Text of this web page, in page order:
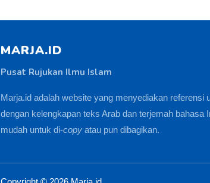
MARJA.ID
Pusat Rujukan Ilmu Islam
Marja.id adalah website yang menyediakan referensi
dengan kelengkapan teks Arab dan terjemah bahasa
mudah untuk di-copy atau pun dibagikan.